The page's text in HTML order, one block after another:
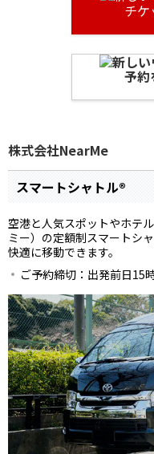
チ
予約
株式会社NearMe
スマートシャトル®
空港と人気スポットやホテ
ミー）の定額制スマートシ
快適に移動できます。
ご予約締切：出発前日15